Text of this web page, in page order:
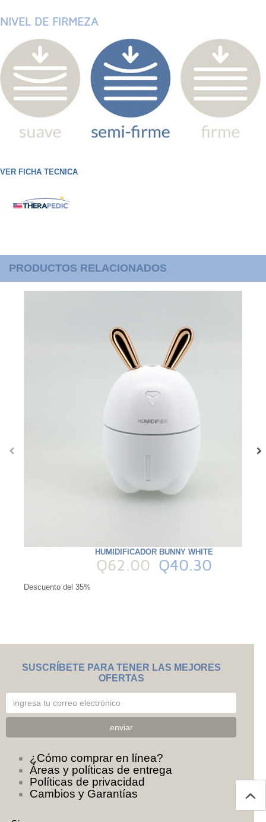
NIVEL DE FIRMEZA
VER FICHA TECNICA
PRODUCTOS RELACIONADOS
HUMIDIFICADOR BUNNY WHITE
Q62.00 Q40.30
Descuento del 35%
‹ ›
SUSCRÍBETE PARA TENER LAS MEJORES
OFERTAS
¿Cómo comprar en línea?
Áreas y políticas de entrega
Políticas de privacidad
Cambios y Garantías